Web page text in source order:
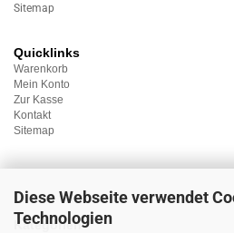
Diese Webseite verwendet
Technologien
Sitemap
Quicklinks
Warenkorb
Mein Konto
Zur Kasse
Kontakt
Sitemap
Kategorien